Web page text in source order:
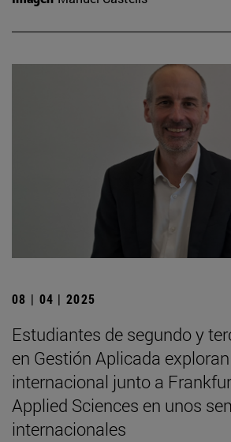
08 | 04 | 2025
Estudiantes de segundo y
en Gestión Aplicada
internacional junto a
Applied Sciences en unos
internacionales